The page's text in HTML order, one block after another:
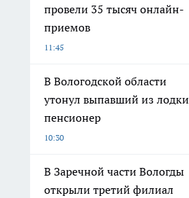
провели 35 тысяч онлайн-
приемов
11:45
В Вологодской области
утонул выпавший из лодки
пенсионер
10:30
В Заречной части Вологды
открыли третий филиал